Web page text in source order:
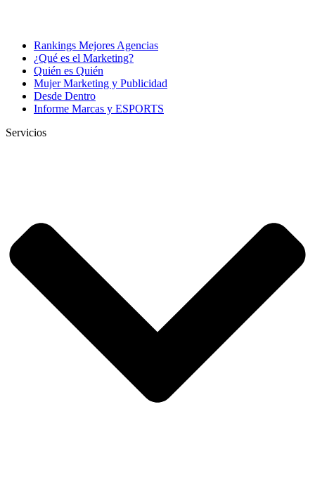
Rankings Mejores Agencias
¿Qué es el Marketing?
Quién es Quién
Mujer Marketing y Publicidad
Desde Dentro
Informe Marcas y ESPORTS
Servicios